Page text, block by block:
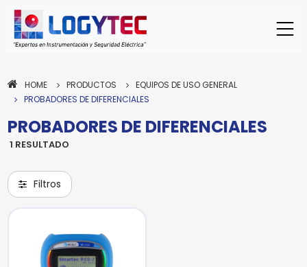
HOME PRODUCTOS
EQUIPOS DE USO GENERAL
PROBADORES DE DIFERENCIALES
PROBADORES DE DIFERENCIALES
1 RESULTADO
Filtros
DIFERENCIALES